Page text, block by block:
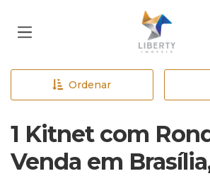
Página
Ordenar
1 Kitnet com
Venda em